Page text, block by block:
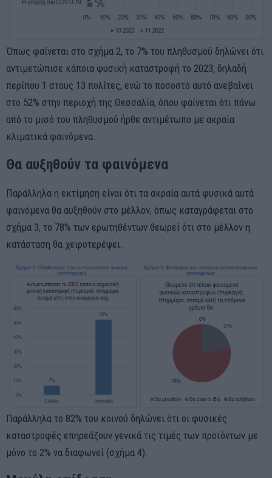
Όπως φαίνεται στο σχήμα 2, το 7% του πληθυσμού δηλώνει ότι
αντιμετώπισε κάποια φυσική καταστροφή το 2023, δηλαδή
περίπου 1 στους 13 πολίτες, ενώ το ποσοστό αυτό ανεβαίνει
στο 52% στην περιοχή της Θεσσαλία, όπου φαίνεται ότι πάνω
από το μισό του πληθυσμού ήρθε αντιμέτωπο με ακραία
κλιματικά φαινόμενα.
Θα αυξηθούν τα φαινόμενα
Παράλληλα η εκτίμηση είναι ότι τα ακραία αυτά φυσικά αυτά
φαινόμενα θα αυξηθούν στο μέλλον, όπως καταγράφεται στο
σχήμα 3, το 78% των ερωτηθέντων θεωρεί ότι στο μέλλον η
κατάσταση θα χειροτερέψει.
Παράλληλα το 82% του κοινού δηλώνει ότι οι φυσικές
καταστροφές επηρεάζουν γενικά τις τιμές των προϊόντων με
μόνο το 2% να διαφωνεί (σχήμα 4).